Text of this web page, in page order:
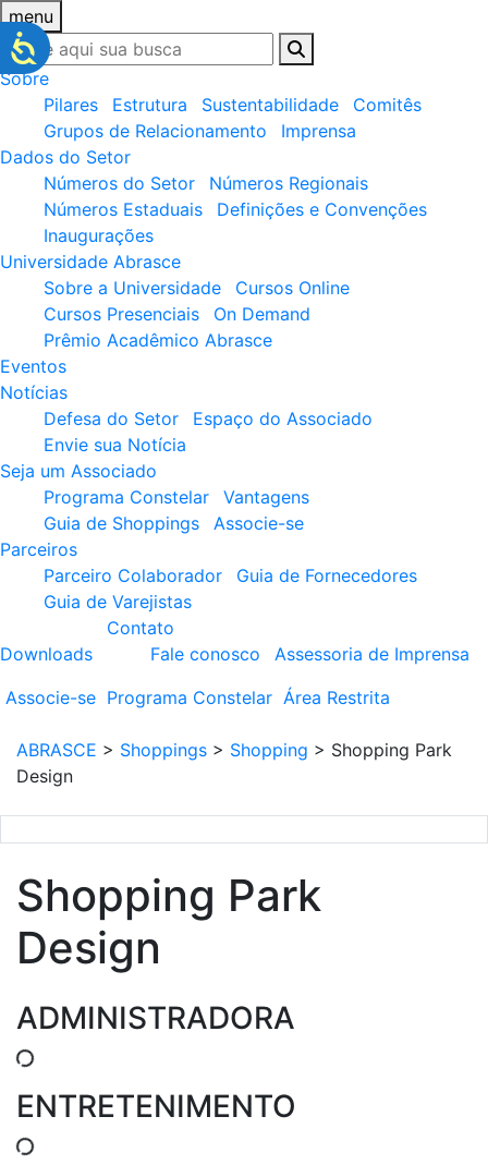
menu
Sobre
Pilares
Estrutura Sustentabilidade
Comitês
Grupos de Relacionamento
Imprensa
Dados do Setor
Números do Setor
Números Regionais
Números Estaduais
Definições e Convenções
Inaugurações
Universidade Abrasce
Sobre a Universidade
Cursos Online
Cursos Presenciais
On Demand
Prêmio Acadêmico Abrasce
Eventos
Notícias
Defesa do Setor
Espaço do Associado
Envie sua Notícia
Seja um Associado
Programa Constelar
Vantagens
Guia de Shoppings
Associe-se
Parceiros
Parceiro Colaborador
Guia de Fornecedores
Guia de Varejistas
Downloads
Contato
Fale conosco
Assessoria de Imprensa
Associe-se Programa Constelar Área Restrita
ABRASCE > Shoppings > Shopping > Shopping Park
Design
Shopping Park
Design
ADMINISTRADORA
ENTRETENIMENTO